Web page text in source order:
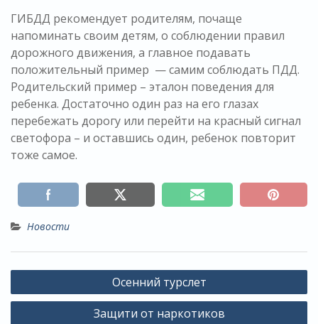
ГИБДД рекомендует родителям, почаще
напоминать своим детям, о соблюдении правил
дорожного движения, а главное подавать
положительный пример — самим соблюдать ПДД.
Родительский пример – эталон поведения для
ребенка. Достаточно один раз на его глазах
перебежать дорогу или перейти на красный сигнал
светофора – и оставшись один, ребенок повторит
тоже самое.
Новости
Навигация
по
Осенний турслет
Защити от наркотиков